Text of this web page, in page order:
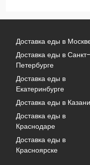
Доставка еды в
Доставка еды в Санкт-
Петербурге
Доставка еды в
Екатеринбурге
Доставка еды в Казани
Доставка еды в
Краснодаре
Доставка еды в
Красноярске